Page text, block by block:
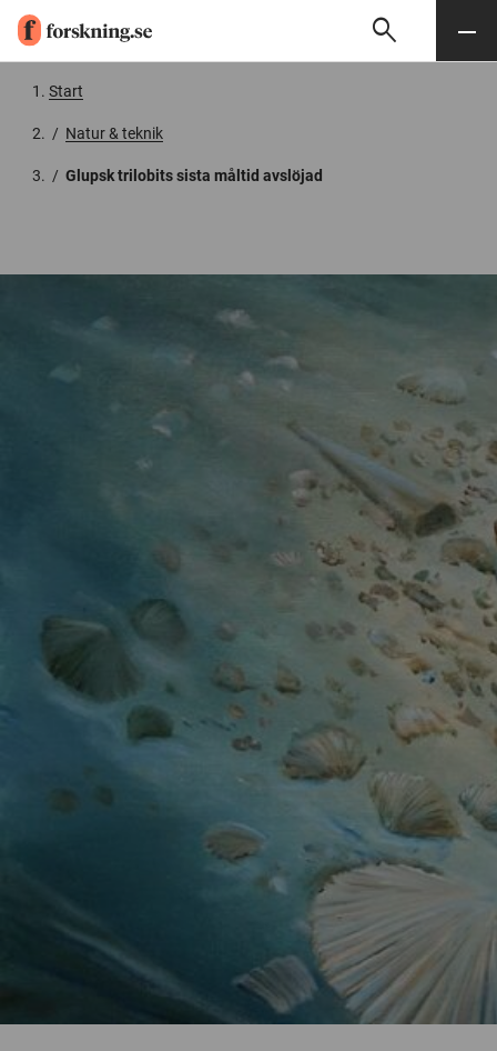
Söksearch Meny
Start
/ Natur & teknik
/ Glupsk trilobits sista måltid avslöjad